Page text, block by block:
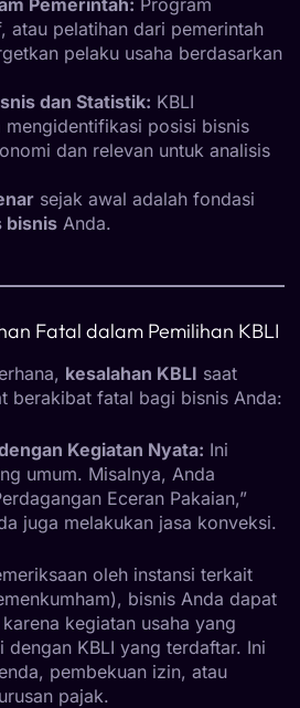
atau pelatihan dari pemerintah
pelaku usaha berdasarkan
dan Statistik: KBLI
mengidentifikasi posisi bisnis
dan relevan untuk analisis
sejak awal adalah fondasi
bisnis Anda.
Fatal dalam Pemilihan KBLI
kesalahan KBLI saat
berakibat fatal bagi bisnis Anda:
Kegiatan Nyata: Ini
umum. Misalnya, Anda
Eceran Pakaian,”
juga melakukan jasa konveksi.
oleh instansi terkait
bisnis Anda dapat
kegiatan usaha yang
KBLI yang terdaftar. Ini
pembekuan izin, atau
pajak.